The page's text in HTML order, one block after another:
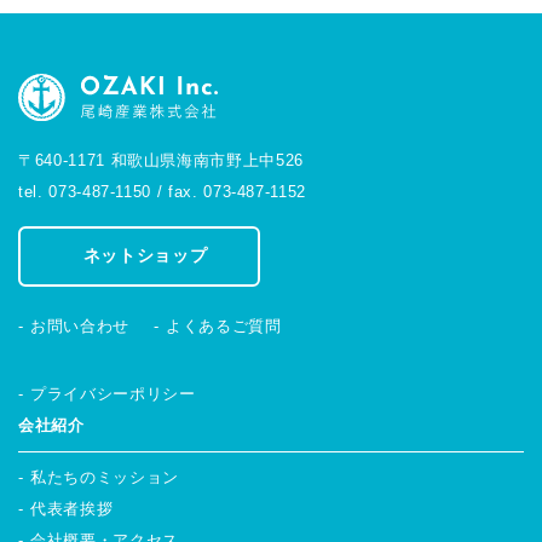
〒640-1171 和歌山県海南市野上中526
tel. 073-487-1150 / fax. 073-487-1152
ネットショップ
お問い合わせ よくあるご質問
プライバシーポリシー
会社紹介
私たちのミッション
代表者挨拶